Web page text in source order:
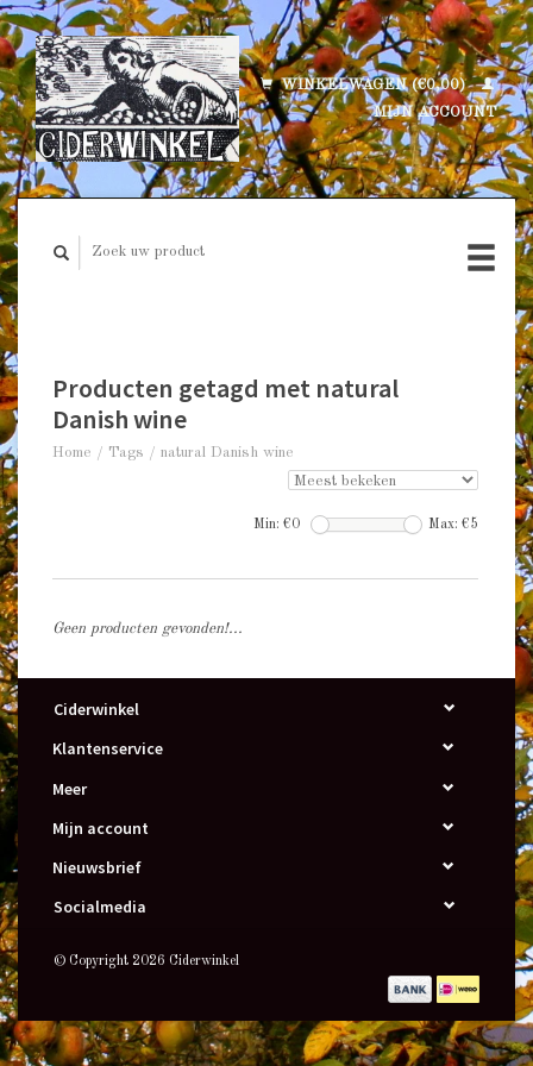
WINKELWAGEN (€0,00)
MIJN ACCOUNT
Producten getagd met natural
Danish wine
Home / Tags / natural Danish wine
Min: €0 Max: €5
Geen producten gevonden!...
Ciderwinkel
Klantenservice
Meer
Mijn account
Nieuwsbrief
Socialmedia
© Copyright 2026 Ciderwinkel